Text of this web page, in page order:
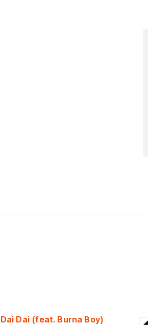
Dai Dai (feat. Burna Boy)